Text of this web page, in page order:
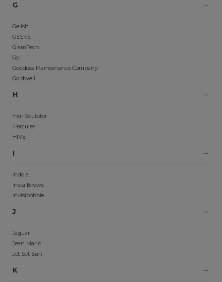
G
Gelish
GESKE
GlamTech
Go!
Goddess Maintenance Company
Goldwell
H
Hair Sculptor
Hercules
HIVE
I
Indola
Insta Brows
invisibobble
J
Jaguar
Jean Marin
Jet Set Sun
K